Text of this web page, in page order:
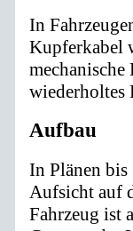
In
Kupferkabel
wiederholtes
Aufbau
In Plänen
Aufsicht auf
Fahrzeug ist